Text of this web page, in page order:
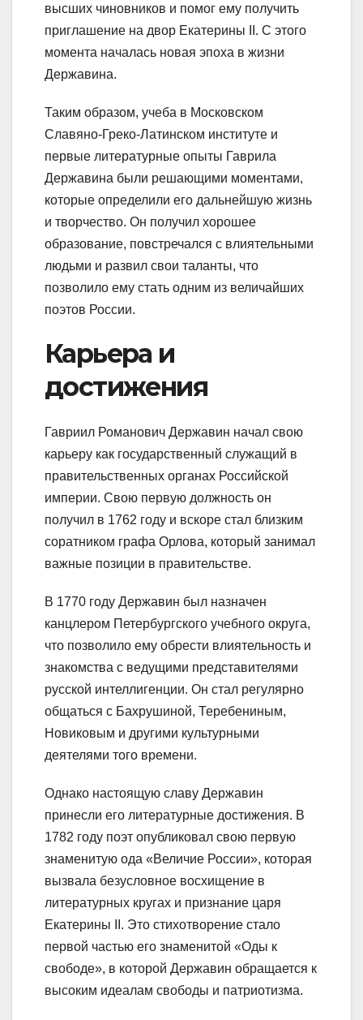
высших чиновников и помог ему получить
приглашение на двор Екатерины II. С этого
момента началась новая эпоха в жизни
Державина.
Таким образом, учеба в Московском
Славяно-Греко-Латинском институте и
первые литературные опыты Гаврила
Державина были решающими моментами,
которые определили его дальнейшую жизнь
и творчество. Он получил хорошее
образование, повстречался с влиятельными
людьми и развил свои таланты, что
позволило ему стать одним из величайших
поэтов России.
Карьера и
достижения
Гавриил Романович Державин начал свою
карьеру как государственный служащий в
правительственных органах Российской
империи. Свою первую должность он
получил в 1762 году и вскоре стал близким
соратником графа Орлова, который занимал
важные позиции в правительстве.
В 1770 году Державин был назначен
канцлером Петербургского учебного округа,
что позволило ему обрести влиятельность и
знакомства с ведущими представителями
русской интеллигенции. Он стал регулярно
общаться с Бахрушиной, Теребениным,
Новиковым и другими культурными
деятелями того времени.
Однако настоящую славу Державин
принесли его литературные достижения. В
1782 году поэт опубликовал свою первую
знаменитую ода «Величие России», которая
вызвала безусловное восхищение в
литературных кругах и признание царя
Екатерины II. Это стихотворение стало
первой частью его знаменитой «Оды к
свободе», в которой Державин обращается к
высоким идеалам свободы и патриотизма.